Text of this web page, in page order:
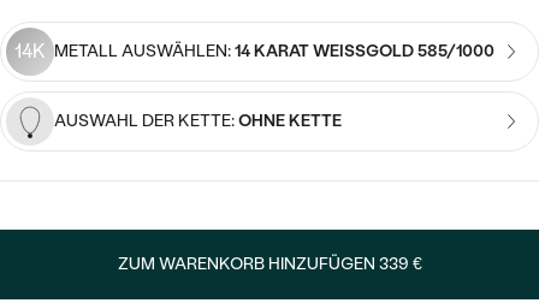
LUXURIÖSE
MIT DIAMANT
MIT LAB GROWN DIAMANT
MIT MOISSANIT
MIT FARBIGEN DIAMANTEN
MIT SCHWARZEN DIAMANTEN
GOLD
SILBER
DIAMANTSCHMUCK
MIT EDELSTEIN
PERLENOHRRINGE
LUXURIÖSE
NACH EDELSTEIN
MIT DIAMANT
NACH PREIS
MIT EDELSTEIN
PERLENRINGE
PREISWERTE
14K METALL AUSWÄHLEN:14 KARAT WEISSGOLD 585/1000
AUSWAHL DER KETTE:OHNE KETTE
ZUM WARENKORB HINZUFÜGEN 339 €